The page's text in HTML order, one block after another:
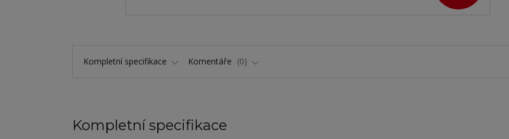
Kompletní specifikace Komentáře 0
Kompletní specifikace